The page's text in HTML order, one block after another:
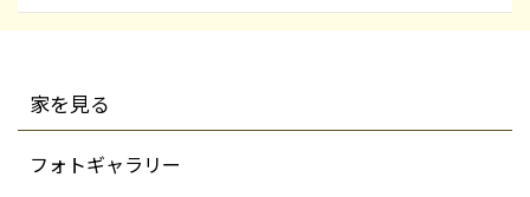
家を見る
フォトギャラリー